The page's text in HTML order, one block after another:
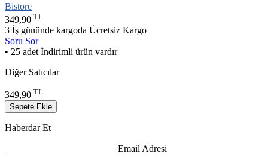
Bistore
349,90 TL
3 İş gününde kargoda Ücretsiz Kargo
Soru Sor
• 25 adet İndirimli ürün vardır
Diğer Satıcılar
349,90 TL
Sepete Ekle
Haberdar Et
Email Adresi